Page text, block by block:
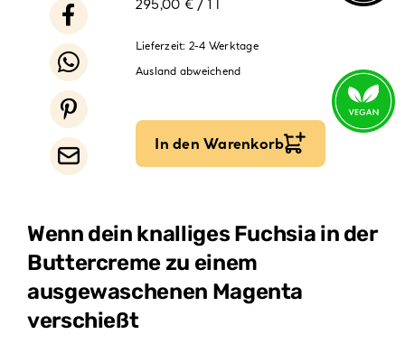
295,00 € / 1 l
Lieferzeit: 2-4 Werktage
Ausland abweichend
In den Warenkorb
Wenn dein knalliges Fuchsia in der
Buttercreme zu einem
ausgewaschenen Magenta
verschießt